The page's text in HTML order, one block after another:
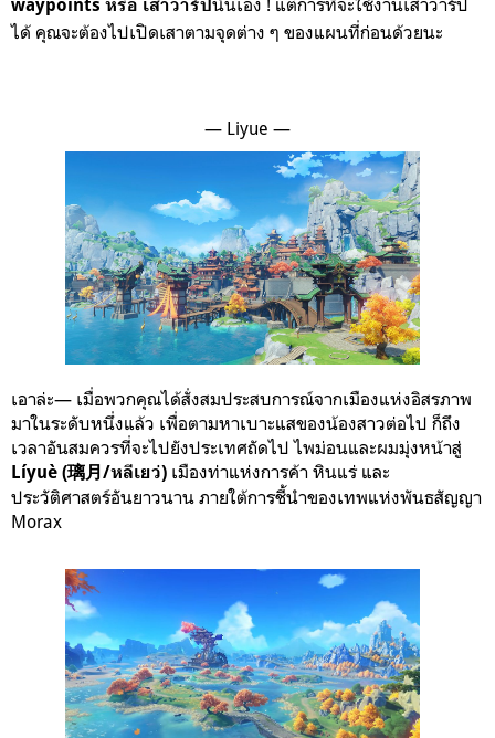
waypoints หรือ เสาวาร์ปนั่นเอง ! แต่การที่จะใช้งานเสาวาร์ป
ได้ คุณจะต้องไปเปิดเสาตามจุดต่าง ๆ ของแผนที่ก่อนด้วยนะ
— Liyue —
เอาล่ะ— เมื่อพวกคุณได้สั่งสมประสบการณ์จากเมืองแห่งอิสรภาพ
มาในระดับหนึ่งแล้ว เพื่อตามหาเบาะแสของน้องสาวต่อไป ก็ถึง
เวลาอันสมควรที่จะไปยังประเทศถัดไป ไพม่อนและผมมุ่งหน้าสู่
Líyuè (璃月/หลีเยว่) เมืองท่าแห่งการค้า หินแร่ และ
ประวัติศาสตร์อันยาวนาน ภายใต้การชี้นำของเทพแห่งพันธสัญญา
Morax